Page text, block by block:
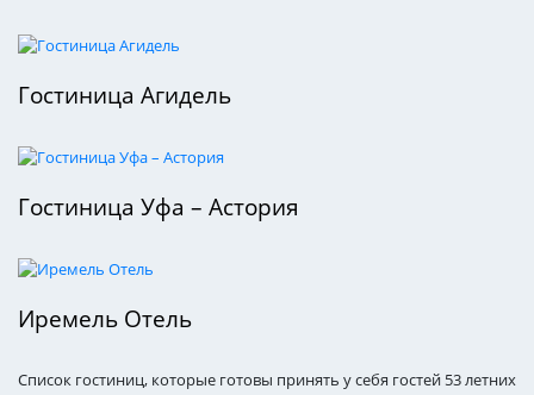
Гостиница Агидель
Гостиница Уфа – Астория
Иремель Отель
Список гостиниц, которые готовы принять у себя гостей 53 летних